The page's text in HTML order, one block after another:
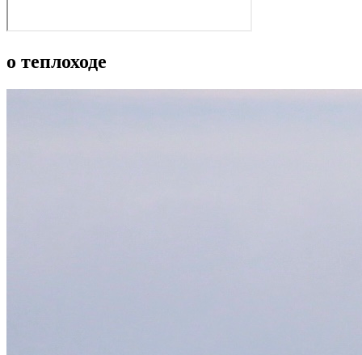
о теплоходе